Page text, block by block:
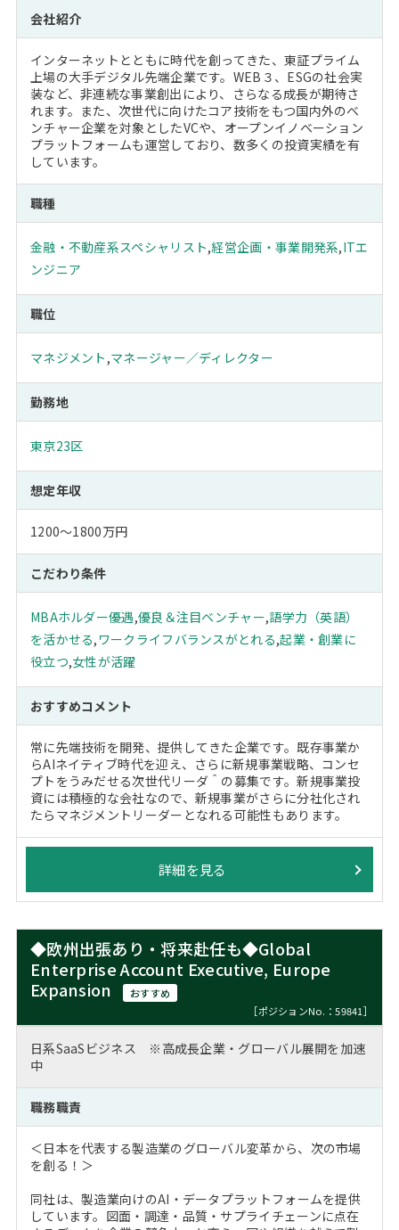
会社紹介
インターネットとともに時代を創ってきた、東証プライム
上場の大手デジタル先端企業です。WEB３、ESGの社会実
装など、非連続な事業創出により、さらなる成長が期待さ
れます。また、次世代に向けたコア技術をもつ国内外のベ
ンチャー企業を対象としたVCや、オープンイノベーション
プラットフォームも運営しており、数多くの投資実績を有
しています。
職種
金融・不動産系スペシャリスト,経営企画・事業開発系,ITエ
ンジニア
職位
マネジメント ,マネージャー／ディレクター
勤務地
東京23区
想定年収
1200～1800万円
こだわり条件
MBAホルダー優遇,優良＆注目ベンチャー,語学力（英語）
を活かせる, ワークライフバランスがとれる,起業・創業に
役立つ,女性が活躍
おすすめコメント
常に先端技術を開発、提供してきた企業です。既存事業か
らAIネイティブ時代を迎え、さらに新規事業戦略、コンセ
プトをうみだせる次世代リーダ＾の募集です。新規事業投
資には積極的な会社なので、新規事業がさらに分社化され
たらマネジメントリーダーとなれる可能性もあります。
詳細を見る
◆欧州出張あり・将来赴任も◆Global
Enterprise Account Executive, Europe
Expansion
おすすめ
［ポジションNo.：59841］
日系SaaSビジネス ※高成長企業・グローバル展開を加速
中
職務職責
＜日本を代表する製造業のグローバル変革から、次の市場
を創る！＞
同社は、製造業向けのAI・データプラットフォームを提供
しています。図面・調達・品質・サプライチェーンに点在